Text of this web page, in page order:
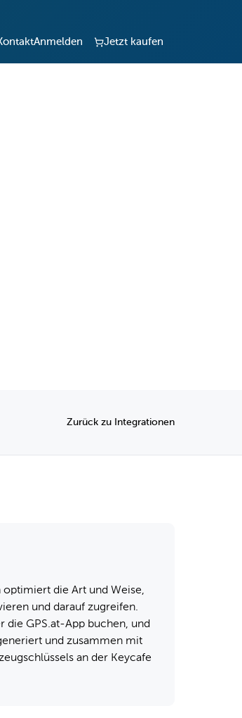
Anmelden Jetzt kaufen
Zurück zu Integrationen
die Art und Weise,
und darauf zugreifen.
die GPS.at-App buchen, und
und zusammen mit
an der Keycafe